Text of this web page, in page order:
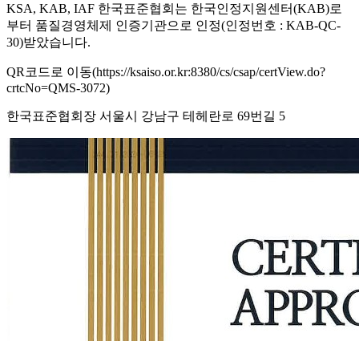
KSA, KAB, IAF 한국표준협회는 한국인정지원센터(KAB)로
부터 품질경영체제 인증기관으로 인정(인정번호 : KAB-QC-
30)받았습니다.
QR코드로 이동(https://ksaiso.or.kr:8380/cs/csap/certView.do?
crtcNo=QMS-3072)
한국표준협회장 서울시 강남구 테헤란로 69번길 5